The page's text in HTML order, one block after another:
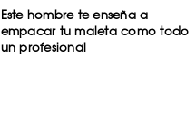
Este hombre te enseña a
empacar tu maleta como todo
un profesional